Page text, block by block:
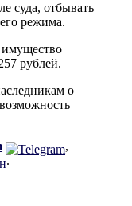
суда, отбывать
режима.
рублей.
о
,
.